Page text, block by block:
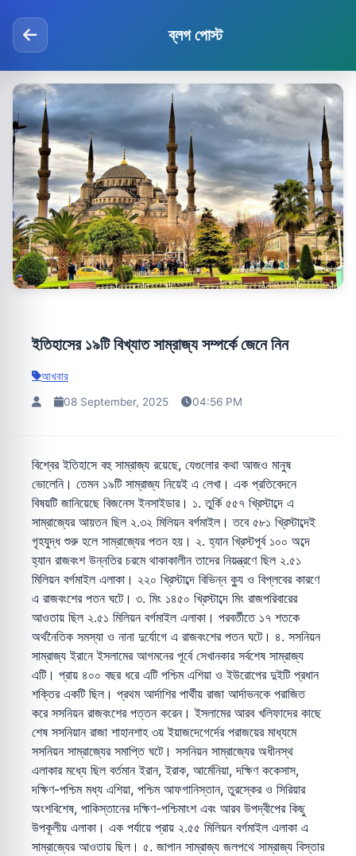
ব্লগ পোস্ট
ইতিহাসের ১৯টি বিখ্যাত সাম্রাজ্য সম্পর্কে জেনে নিন
আখবার
08 September, 2025 04:56 PM
বিশ্বের ইতিহাসে বহু সাম্রাজ্য রয়েছে, যেগুলোর কথা আজও মানুষ
ভোলেনি। তেমন ১৯টি সাম্রাজ্য নিয়েই এ লেখা। এক প্রতিবেদনে
বিষয়টি জানিয়েছে বিজনেস ইনসাইডার। ১. তুর্কি ৫৫৭ খ্রিস্টাব্দে এ
সাম্রাজ্যের আয়তন ছিল ২.৩২ মিলিয়ন বর্গমাইল। তবে ৫৮১ খ্রিস্টাব্দেই
গৃহযুদ্ধ শুরু হলে সাম্রাজ্যের পতন হয়। ২. হ্যান খ্রিস্টপূর্ব ১০০ অব্দে
হ্যান রাজবংশ উন্নতির চরমে থাকাকালীন তাদের নিয়ন্ত্রণে ছিল ২.৫১
মিলিয়ন বর্গমাইল এলাকা। ২২০ খ্রিস্টাব্দে বিভিন্ন ক্যু ও বিপ্লবের কারণে
এ রাজবংশের পতন ঘটে। ৩. মিং ১৪৫০ খ্রিস্টাব্দে মিং রাজপরিবারের
আওতায় ছিল ২.৫১ মিলিয়ন বর্গমাইল এলাকা। পরবর্তীতে ১৭ শতকে
অর্থনৈতিক সমস্যা ও নানা দুর্যোগে এ রাজবংশের পতন ঘটে। ৪. সসনিয়ন
সাম্রাজ্য ইরানে ইসলামের আগমনের পূর্বে সেখানকার সর্বশেষ সাম্রাজ্য
এটি। প্রায় ৪০০ বছর ধরে এটি পশ্চিম এশিয়া ও ইউরোপের দুইটি প্রধান
শক্তির একটি ছিল। প্রথম আর্দাশির পার্থীয় রাজা আর্দাভনকে পরাজিত
করে সসনিয়ন রাজবংশের পত্তন করেন। ইসলামের আরব খলিফাদের কাছে
শেষ সসনিয়ান রাজা শাহানশাহ ৩য় ইয়াজদেগের্দের পরাজয়ের মাধ্যমে
সসনিয়ন সাম্রাজ্যের সমাপ্তি ঘটে। সসনিয়ন সাম্রাজ্যের অধীনস্থ
এলাকার মধ্যে ছিল বর্তমান ইরান, ইরাক, আর্মেনিয়া, দক্ষিণ ককেসাস,
দক্ষিণ-পশ্চিম মধ্য এশিয়া, পশ্চিম আফগানিস্তান, তুরস্কের ও সিরিয়ার
অংশবিশেষ, পাকিস্তানের দক্ষিণ-পশ্চিমাংশ এবং আরব উপদ্বীপের কিছু
উপকূলীয় এলাকা। এক পর্যায়ে প্রায় ২.৫৫ মিলিয়ন বর্গমাইল এলাকা এ
সাম্রাজ্যের আওতায় ছিল। ৫. জাপান সাম্রাজ্য জলপথে সাম্রাজ্য বিস্তার